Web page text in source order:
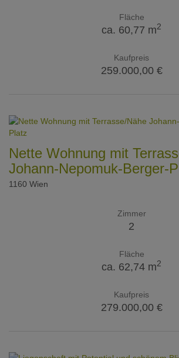
Fläche
ca. 60,77 m2
Kaufpreis
259.000,00 €
Nette Wohnung mit
Johann-Nepomuk-Berger-
1160 Wien
Zimmer
2
Fläche
ca. 62,74 m2
Kaufpreis
279.000,00 €